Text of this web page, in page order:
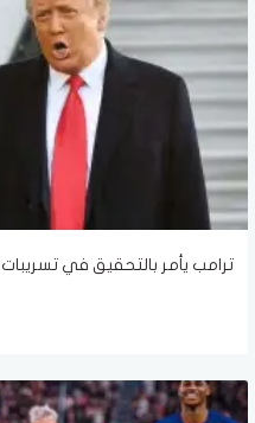
ترامب يأمر بالتحقيق في تسريبات